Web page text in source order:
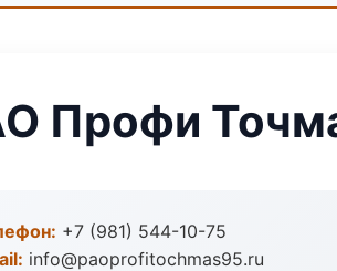
Профи
+7 (981) 544-10-75
info@paoprofitochmas95.ru